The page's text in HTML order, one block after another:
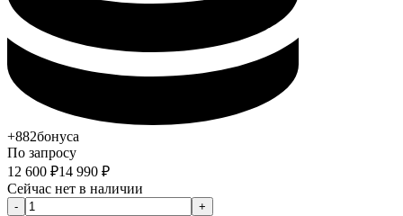
+882бонуса
По запросу
12 600 ₽14 990 ₽
Сейчас нет в наличии
-
+